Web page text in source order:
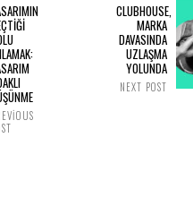
CLUBHOUSE,
MARKA
DAVASINDA
UZLAŞMA
YOLUNDA
NEXT POST